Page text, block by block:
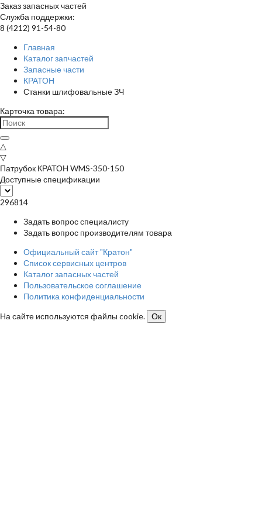
Заказ запасных частей
Служба поддержки:
8 (4212) 91-54-80
Главная
Каталог запчастей
Запасные части
КРАТОН
Станки шлифовальные ЗЧ
Карточка товара:
△
▽
Патрубок КРАТОН WMS-350-150
Доступные спецификации
296814
Задать вопрос специалисту
Задать вопрос производителям товара
Официальный сайт "Кратон"
Список сервисных центров
Каталог запасных частей
Пользовательское соглашение
Политика конфиденциальности
На сайте используются файлы cookie.
Ок